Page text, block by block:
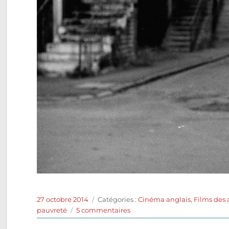
Publié
le
27 octobre 2014 Catégories
Catégories :Cinéma anglais, Films des
pauvreté
5 commentairessur
My